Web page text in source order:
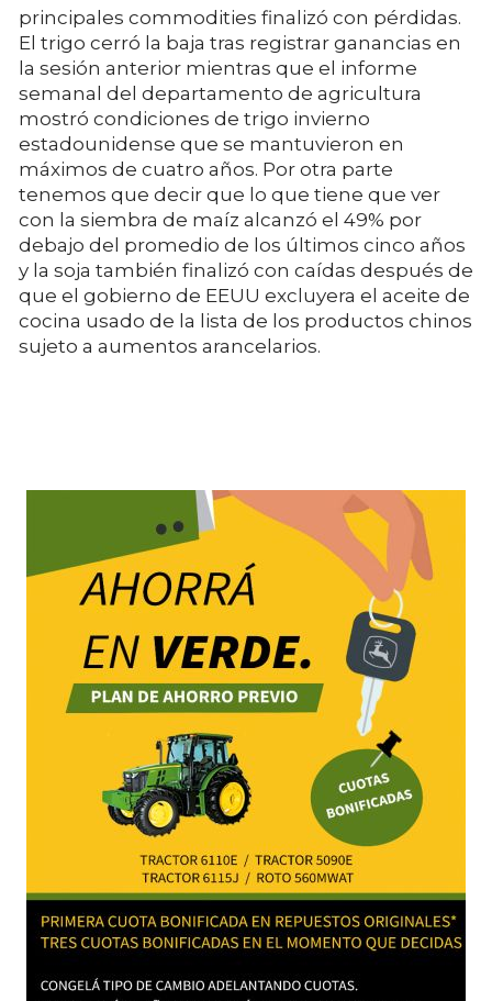
principales commodities finalizó con pérdidas.
El trigo cerró la baja tras registrar ganancias en
la sesión anterior mientras que el informe
semanal del departamento de agricultura
mostró condiciones de trigo invierno
estadounidense que se mantuvieron en
máximos de cuatro años. Por otra parte
tenemos que decir que lo que tiene que ver
con la siembra de maíz alcanzó el 49% por
debajo del promedio de los últimos cinco años
y la soja también finalizó con caídas después de
que el gobierno de EEUU excluyera el aceite de
cocina usado de la lista de los productos chinos
sujeto a aumentos arancelarios.